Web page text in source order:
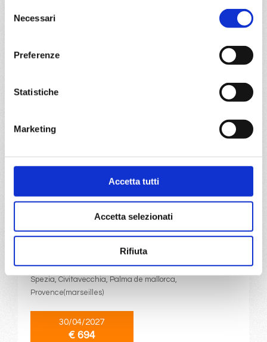
delNecessari
Preferenze
Statistiche
Marketing
Accetta tutti
Accetta selezionati
Rifiuta
paulo (santos)
DETTAGLI
Mediterraneo8 giorni
daPalma de mallorca
Palma de mallorca, Barcellona, Marsiglia, Genova, La
Spezia, Civitavecchia, Palma de mallorca,
Provence(marseilles)
30/04/2027
€ 694